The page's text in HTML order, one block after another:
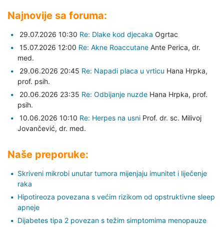
Najnovije sa foruma:
29.07.2026 10:30 Re: Dlake kod djecaka Ogrtac
15.07.2026 12:00 Re: Akne Roaccutane Ante Perica, dr.
med.
29.06.2026 20:45 Re: Napadi placa u vrticu Hana Hrpka,
prof. psih.
20.06.2026 23:35 Re: Odbijanje nuzde Hana Hrpka, prof.
psih.
10.06.2026 10:10 Re: Herpes na usni Prof. dr. sc. Milivoj
Jovančević, dr. med.
Naše preporuke:
Skriveni mikrobi unutar tumora mijenjaju imunitet i liječenje
raka
Hipotireoza povezana s većim rizikom od opstruktivne sleep
apneje
Dijabetes tipa 2 povezan s težim simptomima menopauze